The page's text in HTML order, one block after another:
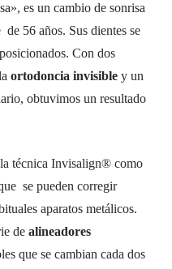
es un cambio de sonrisa
56 años. Sus dientes se
Con dos
ortodoncia invisibley un
obtuvimos un resultado
técnica Invisalign® como
se pueden corregir
aparatos metálicos.
de alineadores
que se cambian cada dos